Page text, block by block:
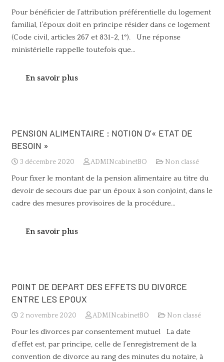
Pour bénéficier de l’attribution préférentielle du logement
familial, l’époux doit en principe résider dans ce logement
(Code civil, articles 267 et 831-2, 1°). Une réponse
ministérielle rappelle toutefois que…
En savoir plus
PENSION ALIMENTAIRE : NOTION D’« ETAT DE
BESOIN »
3 décembre 2020 ADMINcabinetBO Non classé
Pour fixer le montant de la pension alimentaire au titre du
devoir de secours due par un époux à son conjoint, dans le
cadre des mesures provisoires de la procédure…
En savoir plus
POINT DE DEPART DES EFFETS DU DIVORCE
ENTRE LES EPOUX
2 novembre 2020 ADMINcabinetBO Non classé
Pour les divorces par consentement mutuel La date
d’effet est, par principe, celle de l’enregistrement de la
convention de divorce au rang des minutes du notaire, à